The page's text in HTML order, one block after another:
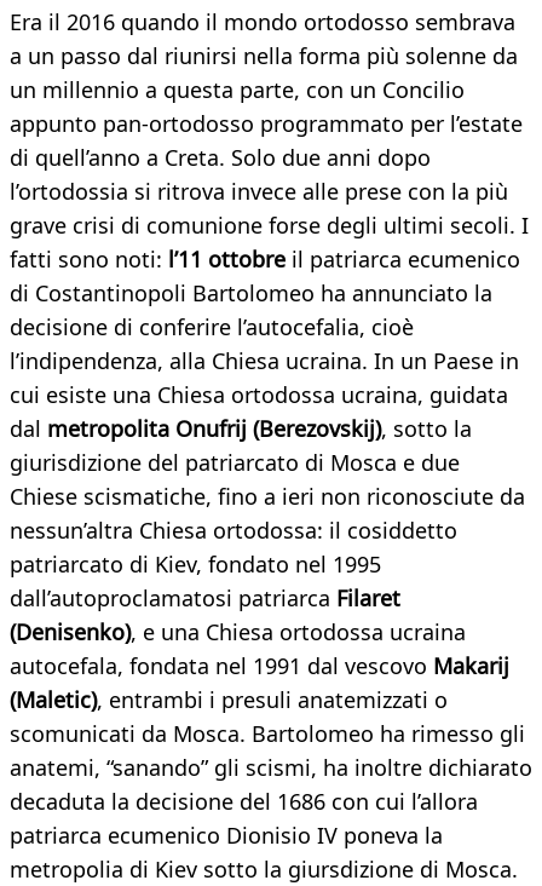
Era il 2016 quando il mondo ortodosso sembrava
a un passo dal riunirsi nella forma più solenne da
un millennio a questa parte, con un Concilio
appunto pan-ortodosso programmato per l’estate
di quell’anno a Creta. Solo due anni dopo
l’ortodossia si ritrova invece alle prese con la più
grave crisi di comunione forse degli ultimi secoli. I
fatti sono noti: l’11 ottobre il patriarca ecumenico
di Costantinopoli Bartolomeo ha annunciato la
decisione di conferire l’autocefalia, cioè
l’indipendenza, alla Chiesa ucraina. In un Paese in
cui esiste una Chiesa ortodossa ucraina, guidata
dal metropolita Onufrij (Berezovskij), sotto la
giurisdizione del patriarcato di Mosca e due
Chiese scismatiche, fino a ieri non riconosciute da
nessun’altra Chiesa ortodossa: il cosiddetto
patriarcato di Kiev, fondato nel 1995
dall’autoproclamatosi patriarca Filaret
(Denisenko), e una Chiesa ortodossa ucraina
autocefala, fondata nel 1991 dal vescovo Makarij
(Maletic), entrambi i presuli anatemizzati o
scomunicati da Mosca. Bartolomeo ha rimesso gli
anatemi, “sanando” gli scismi, ha inoltre dichiarato
decaduta la decisione del 1686 con cui l’allora
patriarca ecumenico Dionisio IV poneva la
metropolia di Kiev sotto la giursdizione di Mosca.